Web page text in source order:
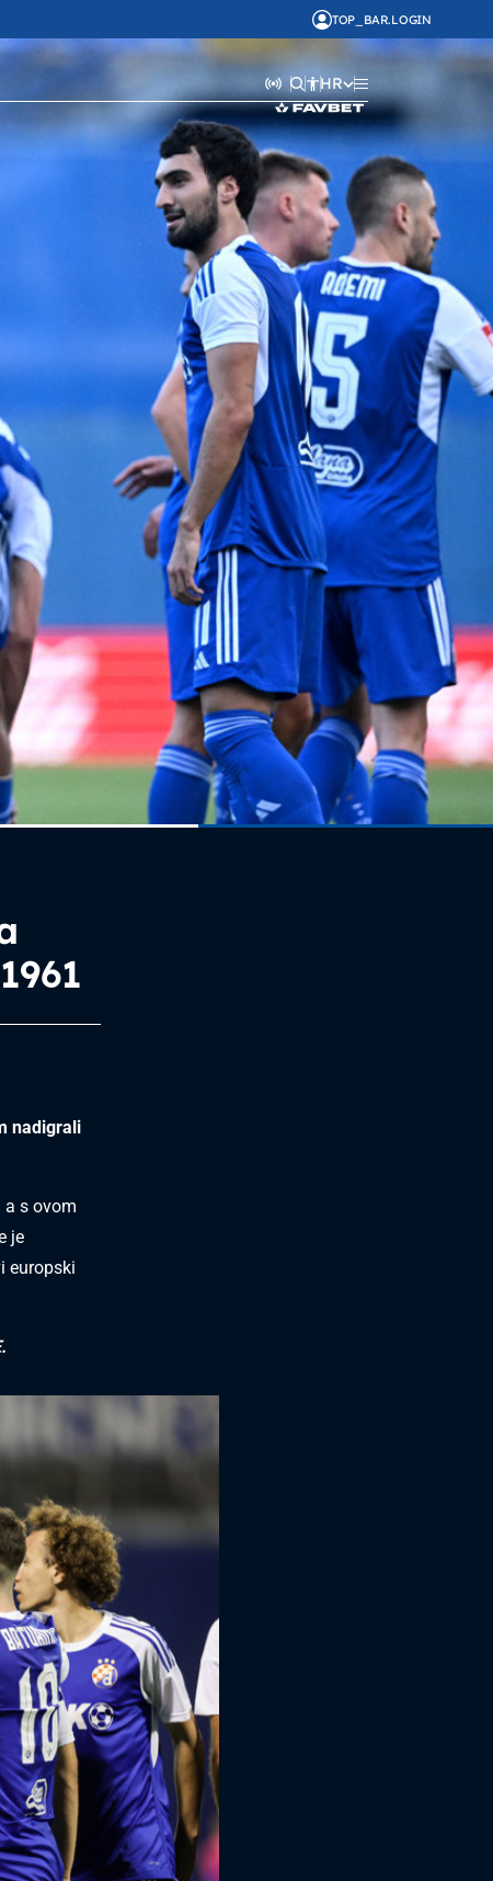
TOP_BAR.LOGIN
HR
nadigrali
a s ovom
je
europski
.